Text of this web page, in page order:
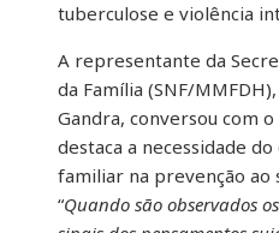
tuberculose e violência
A representante da
da Família (SNF/
Gandra, conversou com o
destaca a necessidade
familiar na prevenção ao
“Quando são observados